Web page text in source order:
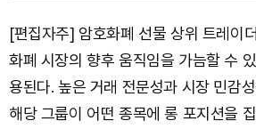
[편집자주] 암호화폐 선물 상위 트레이
화폐 시장의 향후 움직임을 가늠할 수
용된다. 높은 거래 전문성과 시장 민감
해당 그룹이 어떤 종목에 롱 포지션을